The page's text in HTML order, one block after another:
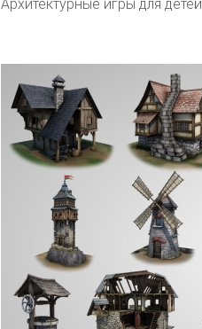
Архитектурные игры для детей